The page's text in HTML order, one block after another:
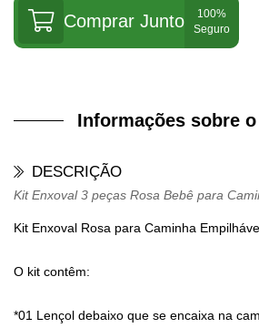
Comprar Junto
Informações sobre
DESCRIÇÃO
Kit Enxoval 3 peças Rosa Bebê para
Kit Enxoval Rosa para Caminha
O kit contêm:
*01 Lençol debaixo que se encaixa na